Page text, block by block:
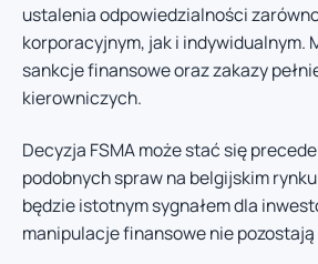
ustalenia odpowiedzialności
korporacyjnym, jak i indywidualnym.
sankcje finansowe oraz zakazy
kierowniczych.
Decyzja FSMA może stać się
podobnych spraw na belgijskim
będzie istotnym sygnałem dla
manipulacje finansowe nie